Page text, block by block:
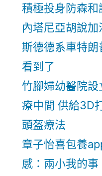
積極投身防森
內塔尼亞胡說
斯德德系車特
看到了
竹腳婦幼醫院設
療中間 供給3D
頭盔療法
章子怡喜包養
感：兩小我的事